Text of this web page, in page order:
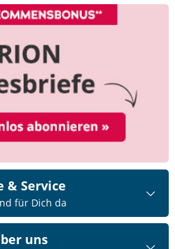
& Service
für Dich da
uns